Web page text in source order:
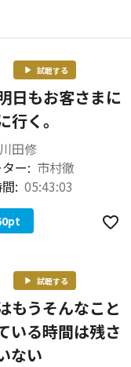
試聴する
日もお客さまに
行く。
川田修
ー: 市村徹
: 05:43:03
pt
試聴する
もうそんなこと
いる時間は残さ
ない